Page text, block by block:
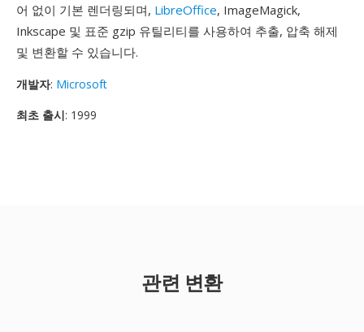
어 없이 기본 렌더링되며, LibreOffice, ImageMagick,
Inkscape 및 표준 gzip 유틸리티를 사용하여 추출, 압축 해제
및 변환할 수 있습니다.
개발자: Microsoft
최초 출시: 1999
관련 변환